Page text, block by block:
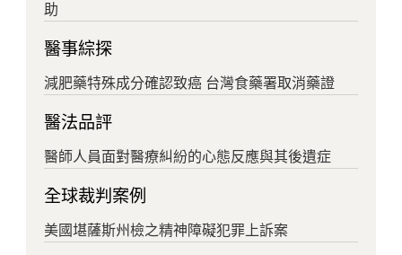
助
醫事綜探
減肥藥特殊成分確認致癌 台灣食藥署取消藥證
醫法品評
醫師人員面對醫療糾紛的心態反應與其後遺症
全球裁判案例
美國堪薩斯州檢之精神障礙犯罪上訴案